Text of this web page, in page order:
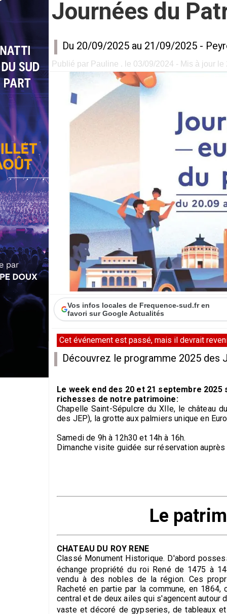
Journées du
Du 20/09/2025 au 21/09/2025 -
Publié par Pauline . le 03/09/2024 - Mis à jour le
Vos infos locales de Frequence-sud.fr en
favori sur Google Actualités
Cet événement est passé, mais il devrait
Découvrez le programme 2025 des
Le week end des 20 et 21 septembre
richesses de notre patrimoine:
Chapelle Saint-Sépulcre du XIIe, le château
des JEP), la grotte aux palmiers unique en
Samedi de 9h à 12h30 et 14h à 16h.
Dimanche visite guidée sur réservation
Le
CHATEAU DU ROY RENE
Classé Monument Historique. D'abord
échange propriété du roi René de 1475 à
vendu à des nobles de la région. Ces
Racheté en partie par la commune, en
central et de deux ailes qui s'agencent
vaste et décoré de gypseries, de tableaux